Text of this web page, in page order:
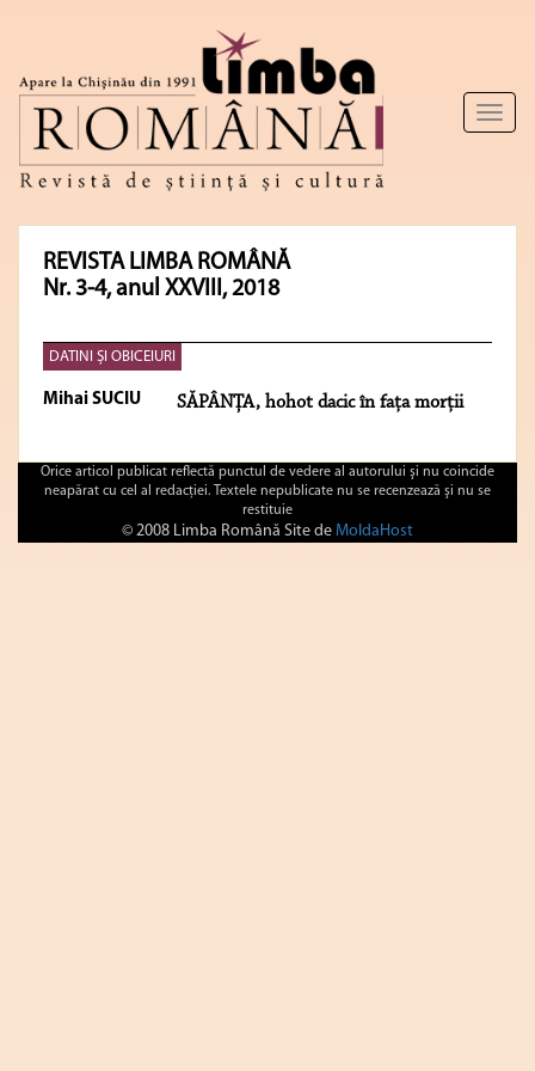
Toggle
REVISTA LIMBA ROMÂNĂ
Nr. 3-4, anul XXVIII, 2018
DATINI ȘI OBICEIURI
Mihai SUCIU SĂPÂNȚA, hohot dacic în fața morții
Orice articol publicat reflectă punctul de vedere al autorului şi nu coincide
neapărat cu cel al redacţiei. Textele nepublicate nu se recenzează şi nu se
restituie
© 2008 Limba Română Site de MoldaHost